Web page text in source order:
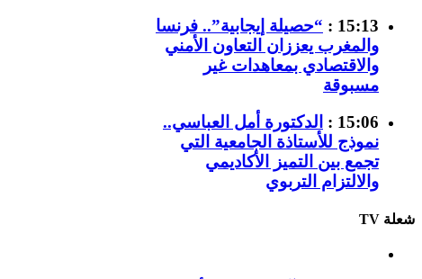
15:13 :
“حصيلة إيجابية”.. فرنسا
والمغرب يعززان التعاون الأمني
والاقتصادي بمعاهدات غير
مسبوقة
15:06 :
الدكتورة أمل العباسي..
نموذج للأستاذة الجامعية التي
تجمع بين التميز الأكاديمي
والالتزام التربوي
شعلة TV